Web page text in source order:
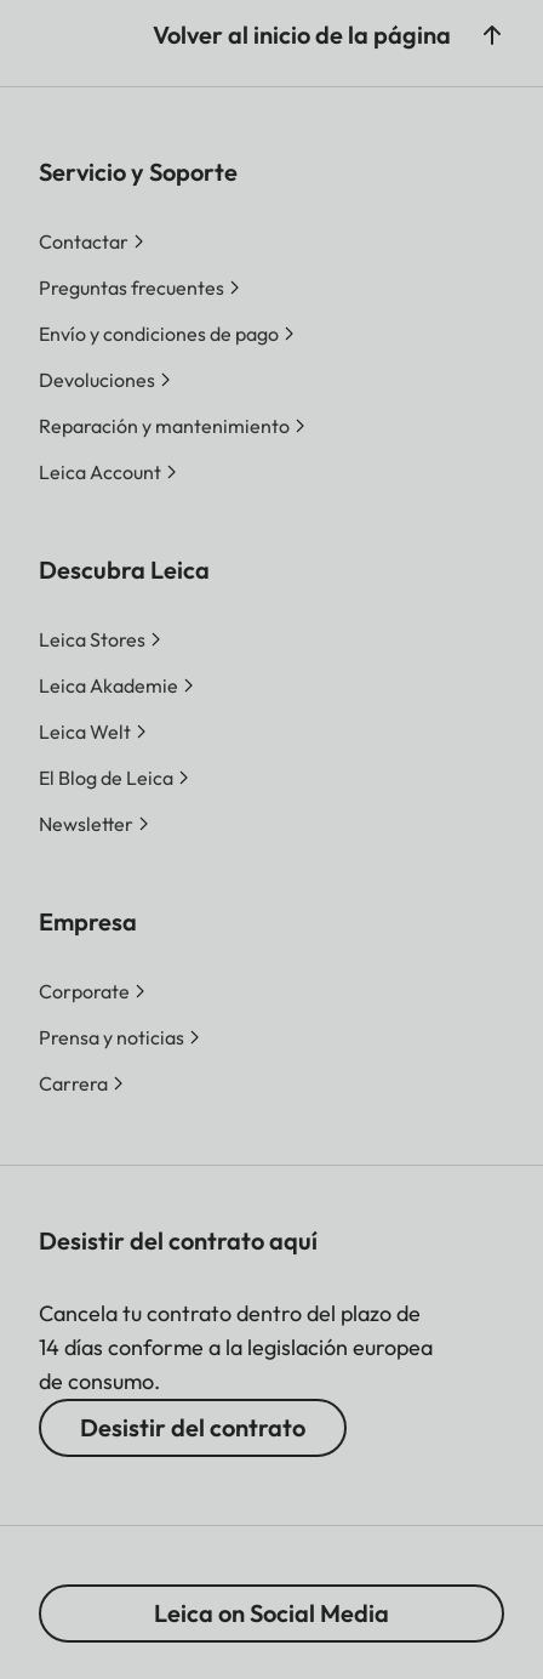
Volver al inicio de la página
Servicio y Soporte
Contactar
Preguntas frecuentes
Envío y condiciones de pago
Devoluciones
Reparación y mantenimiento
Leica Account
Descubra Leica
Leica Stores
Leica Akademie
Leica Welt
El Blog de Leica
Newsletter
Empresa
Corporate
Prensa y noticias
Carrera
Desistir del contrato aquí
Cancela tu contrato dentro del plazo de
14 días conforme a la legislación europea
de consumo.
Desistir del contrato
Leica on Social Media